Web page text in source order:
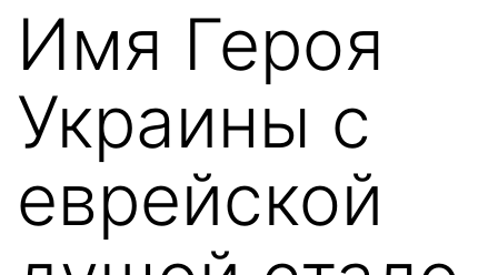
Имя Героя
Украины с
еврейской